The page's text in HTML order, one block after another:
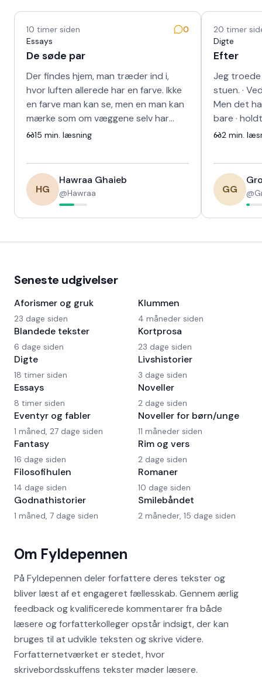
10 timer siden
0
Essays
De søde par
Der findes hjem, man træder ind i,
hvor luften allerede har en farve. Ikke
en farve man kan se, men en man kan
mærke som om væggene selv har
lært at smile. Sådan var det hos
15 min. læsning
HG
Hawraa Ghaieb
@Hawraa
20 timer
Digte
Efter
Jeg troede
stuen. ·
Men det
bare ·
bilen · blev
2 min.
GG @
Om Fyldepennen
På Fyldepennen deler forfattere deres tekster og
bliver læst af et engageret fællesskab. Gennem ærlig
feedback og kvalificerede kommentarer fra både
læsere og forfatterkolleger opstår indsigt, der kan
bruges til at udvikle teksten og skrive videre.
Forfatternetværket er stedet, hvor
skrivebordsskuffens tekster møder læsere.
Seneste udgivelser
Aforismer og gruk
23 dage siden
Blandede tekster
6 dage siden
Digte
18 timer siden
Essays
8 timer siden
Eventyr og fabler
1 måned, 27 dage siden
Fantasy
16 dage siden
Filosofihulen
14 dage siden
Godnathistorier
1 måned, 7 dage siden
Klummen
4 måneder siden
Kortprosa
23 dage siden
Livshistorier
3 dage siden
Noveller
2 dage siden
Noveller for børn/unge
11 måneder siden
Rim og vers
2 dage siden
Romaner
10 dage siden
Smilebåndet
2 måneder, 15 dage siden